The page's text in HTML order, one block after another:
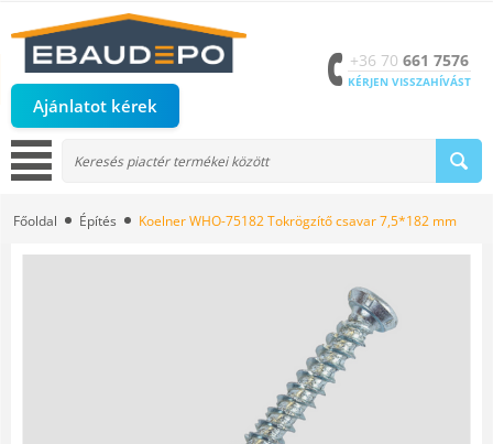
Ajánlatot kérek
+36 70 661 7576
KÉRJEN VISSZAHÍVÁST
Főoldal Építés Koelner WHO-75182 Tokrögzítő csavar 7,5*182 mm